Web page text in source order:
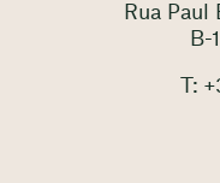
Rua Paul
B-
T: